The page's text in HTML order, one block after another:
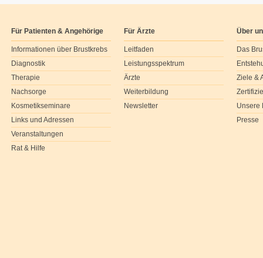
Für Patienten & Angehörige
Informationen über Brustkrebs
Diagnostik
Therapie
Nachsorge
Kosmetikseminare
Links und Adressen
Veranstaltungen
Rat & Hilfe
Für Ärzte
Leitfaden
Leistungsspektrum
Ärzte
Weiterbildung
Newsletter
Über
Das
Ziele &
Unsere
Presse